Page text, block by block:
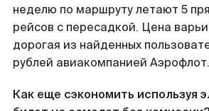
неделю по маршруту летают 5
рейсов с пересадкой. Цена
дорогая из найденных
рублей авиакомпанией Аэрофлот.
Как еще сэкономить используя